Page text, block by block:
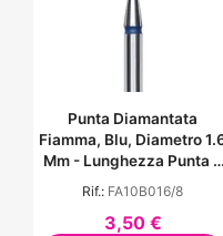
Punta Diamantata
Fiamma, Blu, Diametro
Mm - Lunghezza Punta 8
Mm
Rif.: FA10B016/8
3,50 €